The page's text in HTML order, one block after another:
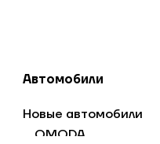
Автомобили
Новые автомобили
OMODA